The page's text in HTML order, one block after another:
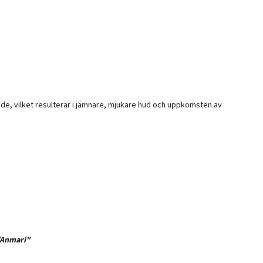
vilket resulterar i jämnare, mjukare hud och uppkomsten av